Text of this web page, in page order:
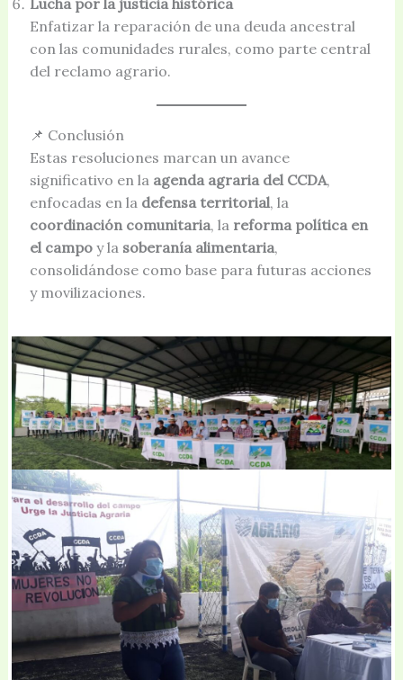
Enfatizar la reparación de una deuda ancestral
con las comunidades rurales, como parte central
del reclamo agrario.
📌 Conclusión
Estas resoluciones marcan un avance
significativo en la agenda agraria del CCDA,
enfocadas en la defensa territorial, la
coordinación comunitaria, la reforma política en
el campoy la soberanía alimentaria,
consolidándose como base para futuras acciones
y movilizaciones.